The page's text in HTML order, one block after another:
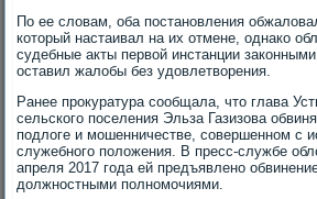
По ее словам, оба постановления
который настаивал на их отмене, однако
судебные акты первой инстанции
оставил жалобы без удовлетворения.
Ранее прокуратура сообщала, что глава
сельского поселения Эльза Газизова
подлоге и мошенничестве, совершенном с
служебного положения. В пресс-службе
апреля 2017 года ей предъявлено
должностными полномочиями.